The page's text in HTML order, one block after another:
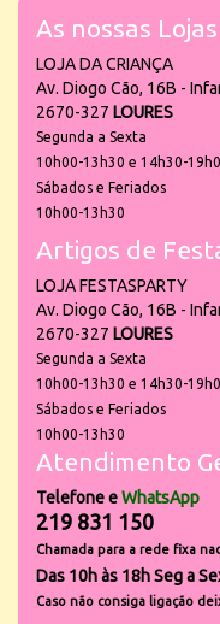
As nossas Lojas
LOJA DA CRIANÇA
Av. Diogo Cão, 16B -
2670-327 LOURES
Segunda a Sexta
10h00-13h30 e 14h30-
Sábados e Feriados
10h00-13h30
Artigos de
LOJA FESTASPARTY
Av. Diogo Cão, 16B -
2670-327 LOURES
Segunda a Sexta
10h00-13h30 e 14h30-
Sábados e Feriados
10h00-13h30
Atendimento
Telefone eWhatsApp
219 831 150
Chamada para a rede fixa
Das 10h às 18h Seg a
Caso não consiga ligação